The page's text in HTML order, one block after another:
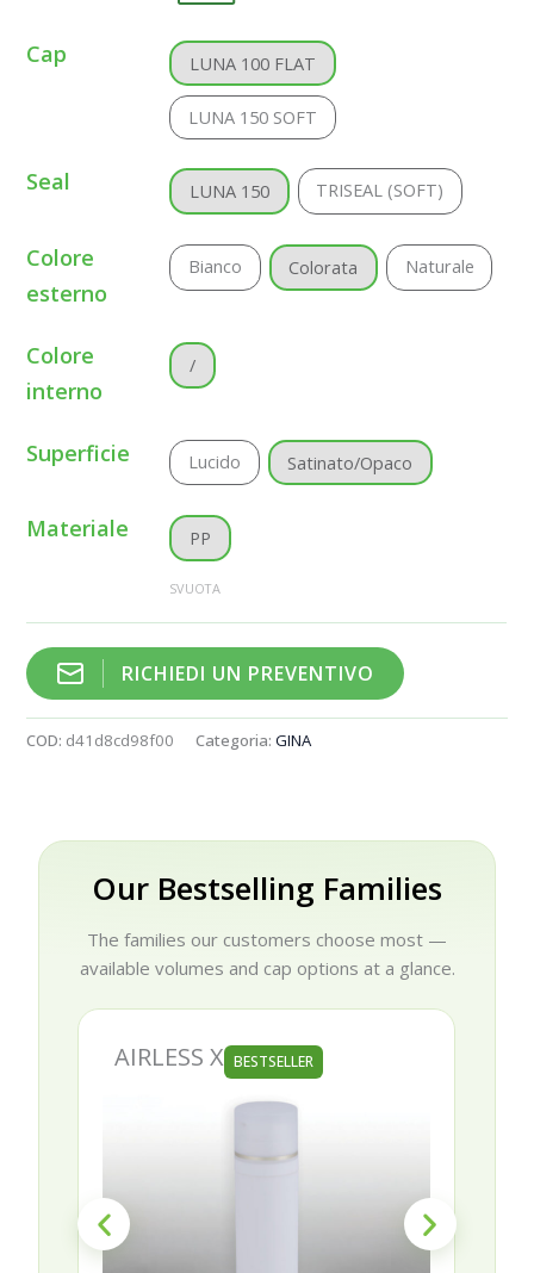
Cap LUNA 100 FLAT
LUNA 150 SOFT
Seal LUNA 150 TRISEAL (SOFT)
Colore
esterno
Bianco Colorata Naturale
Colore
interno
/
Superficie Lucido Satinato/Opaco
Materiale PP
SVUOTA
RICHIEDI UN PREVENTIVO
COD: d41d8cd98f00 Categoria:GINA
Our Bestselling Families
The families our customers choose most —
available volumes and cap options at a glance.
AIRLESS X BESTSELLER